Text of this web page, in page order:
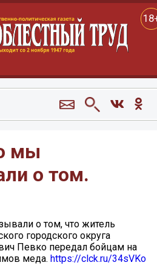
мы
о том.
о том, что житель
городского округа
Певко передал бойцам на
меда. https://clck.ru/34sVKo